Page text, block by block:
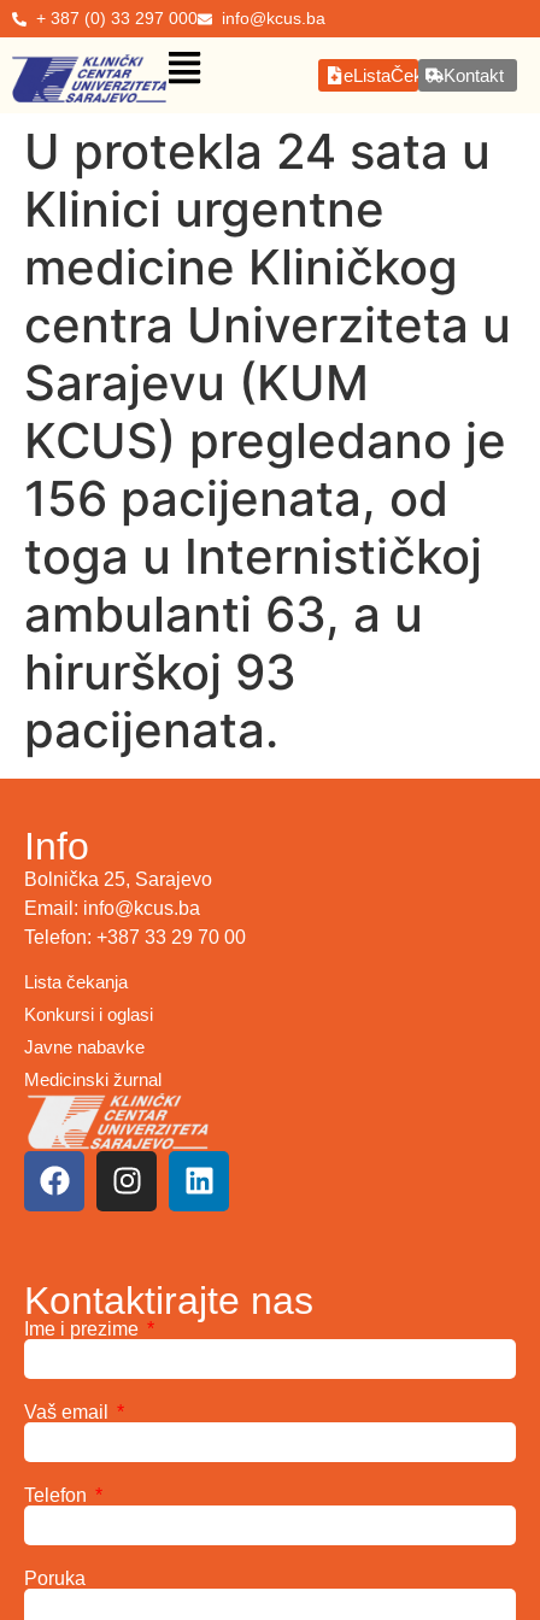
+ 387 (0) 33 297 000 info@kcus.ba
eListaČekanjaKontakt
U protekla 24 sata u
Klinici urgentne
medicine Kliničkog
centra Univerziteta u
Sarajevu (KUM
KCUS) pregledano je
156 pacijenata, od
toga u Internističkoj
ambulanti 63, a u
hirurškoj 93
pacijenata.
Info
Bolnička 25, Sarajevo
Email: info@kcus.ba
Telefon: +387 33 29 70 00
Lista čekanja
Konkursi i oglasi
Javne nabavke
Medicinski žurnal
Kontaktirajte nas
Ime i prezime
Vaš email
Telefon
Poruka